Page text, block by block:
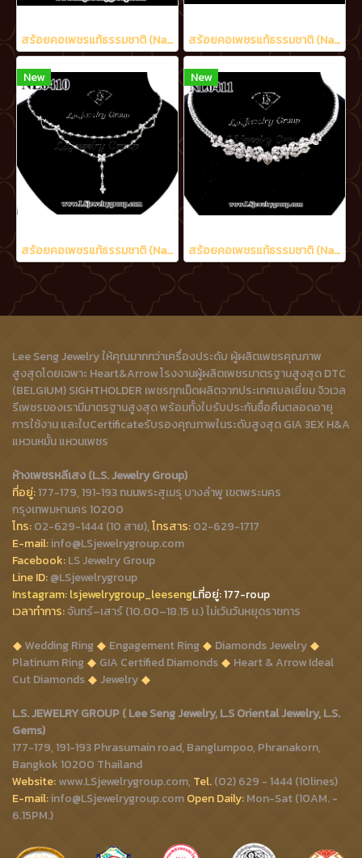
สร้อยคอเพชรแท้ธรรมชาติ (Natural Diamonds) น้ำงามที่สุด (Perfect Heart&Arrow Ideal Cut) 3.20 Ct. สร้อยคอเพชรแท้ธรรมชาติ (Natural Diamonds) 1.70 Ct.
New
สร้อยคอเพชรแท้ธรรมชาติ (Natural Diamonds) 2.02 Ct.
New
สร้อยคอเพชรแท้ธรรมชาติ (Natural Diamonds) 6.50 Ct.
Lee Seng Jewelry ให้คุณมากกว่าเครื่องประดับ ผู้ผลิตเพชรคุณภาพ
สูงสุดโดยเฉพาะ Heart&Arrow โรงงานผู้ผลิตเพชรมาตรฐานสูงสุด DTC
(BELGIUM) SIGHTHOLDER เพชรทุกเม็ดผลิตจากประเทศเบลเยี่ยม จิวเวล
รีเพชรของเรามีมาตรฐานสูงสุด พร้อมทั้งใบรับประกันซื้อคืนตลอดอายุ
การใช้งาน และใบCertificateรับรองคุณภาพในระดับสูงสุด GIA 3EX H&A
แหวนหมั้น แหวนเพชร
ห้างเพชรหลีเสง (L.S. Jewelry Group)
ที่อยู่:177-179, 191-193 ถนนพระสุเมรุ บางลำพู เขตพระนคร
กรุงเทพมหานคร 10200
โทร:02-629-1444 (10 สาย),โทรสาร:02-629-1717
E-mail:info@LSjewelrygroup.com
Facebook:LS Jewelry Group
Line ID:@LSjewelrygroup
Instagram:lsjewelrygroup_leesengLที่อยู่: 177-roup
เวลาทำการ:จันทร์–เสาร์ (10.00–18.15 น.) ไม่เว้นวันหยุดราชการ
Wedding Ring
Engagement Ring
Diamonds Jewelry
Platinum Ring
GIA Certified Diamonds
Heart & Arrow Ideal
Cut Diamonds
Jewelry
L.S. JEWELRY GROUP ( Lee Seng Jewelry, L.S Oriental Jewelry, L.S.
Gems)
177-179, 191-193 Phrasumain road, Banglumpoo, Phranakorn,
Bangkok 10200 Thailand
Website:www.LSjewelrygroup.com, Tel.(02) 629 - 1444 (10lines)
E-mail:info@LSjewelrygroup.comOpen Daily:Mon-Sat (10AM. -
6.15PM.)